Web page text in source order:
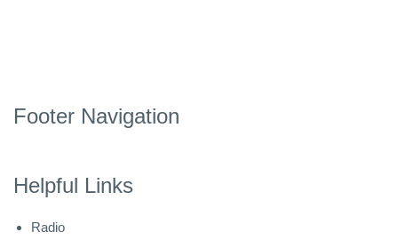
Footer Navigation
Helpful Links
Radio